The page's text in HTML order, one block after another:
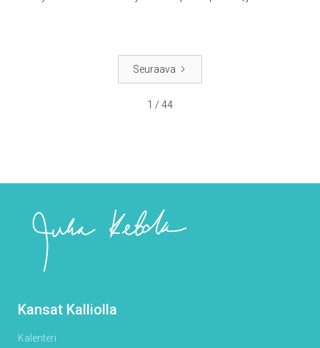
Seuraava
1 / 44
Kansat Kalliolla
Kalenteri